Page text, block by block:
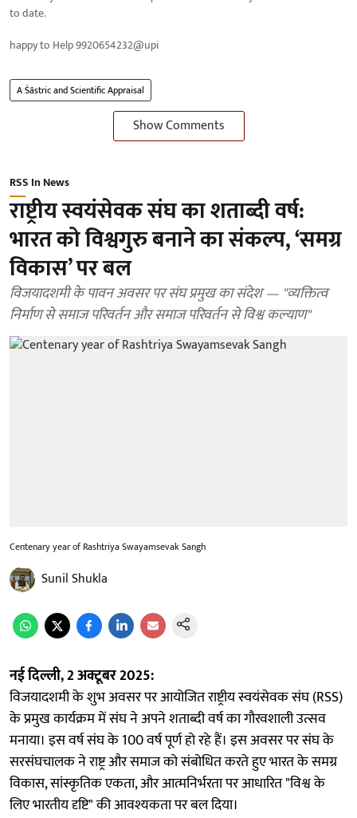
to date.
happy to Help 9920654232@upi
A Śāstric and Scientific Appraisal
Show Comments
RSS In News
राष्ट्रीय स्वयंसेवक संघ का शताब्दी वर्ष:
भारत को विश्वगुरु बनाने का संकल्प, ‘समग्र
विकास’ पर बल
विजयादशमी के पावन अवसर पर संघ प्रमुख का संदेश — "व्यक्तित्व
निर्माण से समाज परिवर्तन और समाज परिवर्तन से विश्व कल्याण"
Centenary year of Rashtriya Swayamsevak Sangh
Sunil Shukla
नई दिल्ली, 2 अक्टूबर 2025:
विजयादशमी के शुभ अवसर पर आयोजित राष्ट्रीय स्वयंसेवक संघ (RSS)
के प्रमुख कार्यक्रम में संघ ने अपने शताब्दी वर्ष का गौरवशाली उत्सव
मनाया। इस वर्ष संघ के 100 वर्ष पूर्ण हो रहे हैं। इस अवसर पर संघ के
सरसंघचालक ने राष्ट्र और समाज को संबोधित करते हुए भारत के समग्र
विकास, सांस्कृतिक एकता, और आत्मनिर्भरता पर आधारित "विश्व के
लिए भारतीय दृष्टि" की आवश्यकता पर बल दिया।